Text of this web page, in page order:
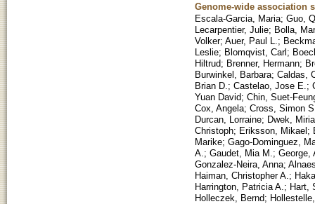
Genome-wide association
Escala-Garcia, Maria; Guo,
Lecarpentier, Julie; Bolla,
Volker; Auer, Paul L. ;
Leslie; Blomqvist, Carl;
Hiltrud; Brenner, Hermann;
Burwinkel, Barbara; Caldas,
Brian D. ; Castelao, Jose E. ;
Yuan David; Chin, Suet-
Cox, Angela; Cross, Simon
Durcan, Lorraine; Dwek,
Christoph; Eriksson, Mikael;
Marike; Gago-Dominguez,
A. ; Gaudet, Mia M. ; George,
Gonzalez-Neira, Anna;
Haiman, Christopher A. ;
Harrington, Patricia A. ; Hart,
Holleczek, Bernd;